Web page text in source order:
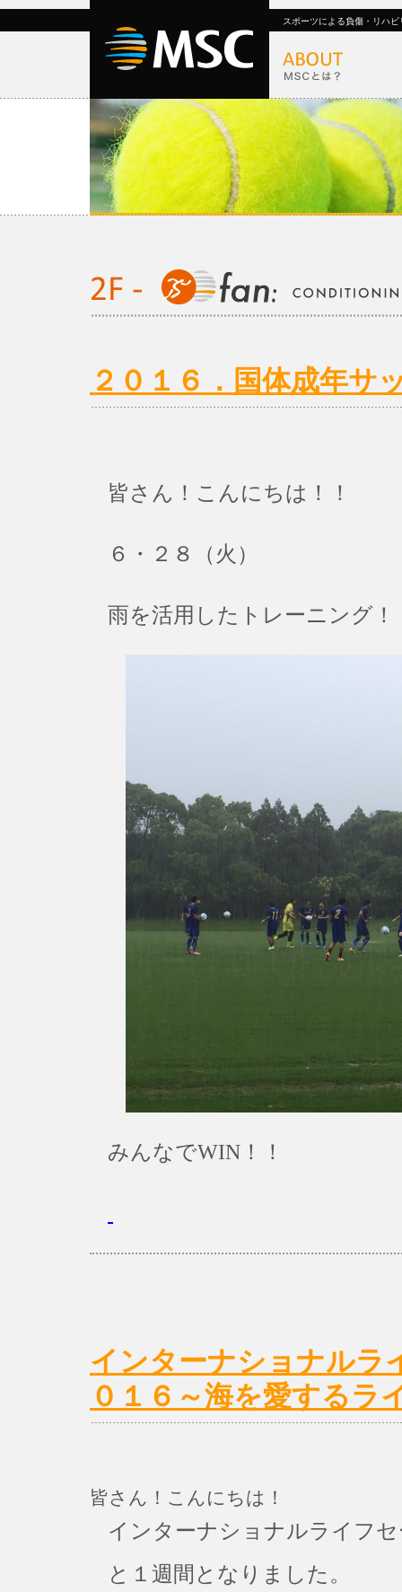
スポーツによる負傷・リハ
２０１６．国体成年サ
皆さん！こんにちは！！
６・２８（火）
雨を活用したトレーニング！
みんなでWIN！！
インターナショナルラ
０１６～海を愛するラ
皆さん！こんにちは！
インターナショナルライフ
と１週間となりました。